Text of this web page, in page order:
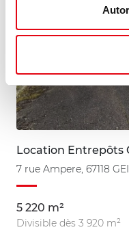
Location Entrepôts
7 rue Ampere, 67118
5 220 m²
Divisible dès 3 920 m²